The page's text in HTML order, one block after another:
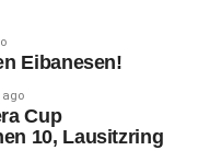
Eibanesen!
ago
Cup
10, Lausitzring